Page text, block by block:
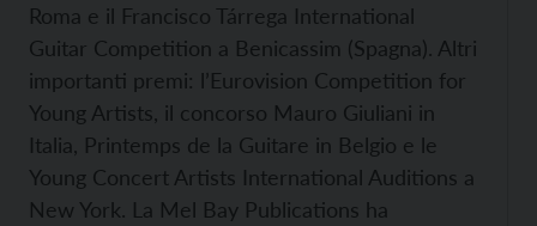
Roma e il Francisco Tárrega International
Guitar Competition a Benicassim (Spagna). Altri
importanti premi: l’Eurovision Competition for
Young Artists, il concorso Mauro Giuliani in
Italia, Printemps de la Guitare in Belgio e le
Young Concert Artists International Auditions a
New York. La Mel Bay Publications ha